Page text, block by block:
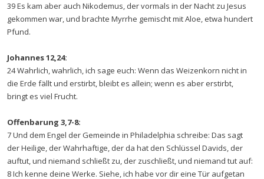
39 Es kam aber auch Nikodemus, der vormals in der Nacht zu Jesus
gekommen war, und brachte Myrrhe gemischt mit Aloe, etwa hundert
Pfund.
Johannes 12,24:
24 Wahrlich, wahrlich, ich sage euch: Wenn das Weizenkorn nicht in
die Erde fällt und erstirbt, bleibt es allein; wenn es aber erstirbt,
bringt es viel Frucht.
Offenbarung 3,7-8:
7 Und dem Engel der Gemeinde in Philadelphia schreibe: Das sagt
der Heilige, der Wahrhaftige, der da hat den Schlüssel Davids, der
auftut, und niemand schließt zu, der zuschließt, und niemand tut auf:
8 Ich kenne deine Werke. Siehe, ich habe vor dir eine Tür aufgetan